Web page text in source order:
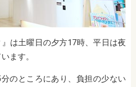
』は土曜日の夕方17時、平日は夜
ます。
のところにあり、負担の少ない